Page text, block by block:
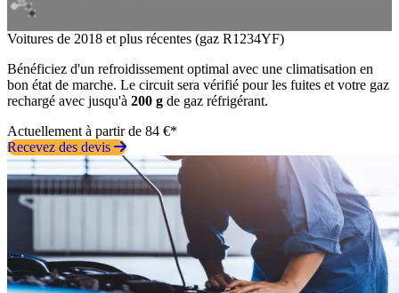
Voitures de 2018 et plus récentes (gaz R1234YF)
Bénéficiez d'un refroidissement optimal avec une climatisation en
bon état de marche. Le circuit sera vérifié pour les fuites et votre gaz
rechargé avec jusqu'à 200 g de gaz réfrigérant.
Actuellement à partir de 84 €*
Recevez des devis